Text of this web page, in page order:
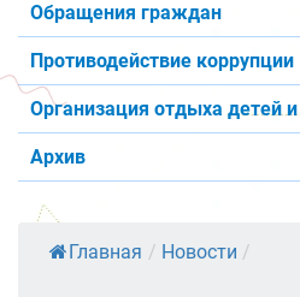
Обращения граждан
Противодействие коррупции
Организация отдыха детей
Архив
Главная / Новости /